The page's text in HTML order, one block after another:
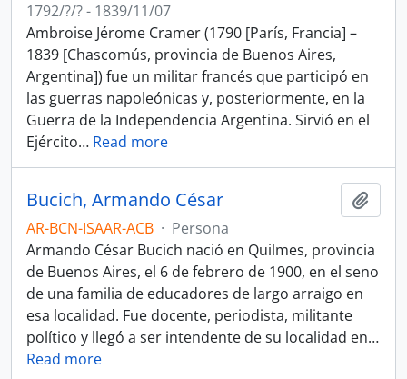
1792/?/? - 1839/11/07
Ambroise Jérome Cramer (1790 [París, Francia] –
1839 [Chascomús, provincia de Buenos Aires,
Argentina]) fue un militar francés que participó en
las guerras napoleónicas y, posteriormente, en la
Guerra de la Independencia Argentina. Sirvió en el
Ejército… Read more
Bucich, Armando César
AR-BCN-ISAAR-ACB · Persona
Armando César Bucich nació en Quilmes, provincia
de Buenos Aires, el 6 de febrero de 1900, en el seno
de una familia de educadores de largo arraigo en
esa localidad. Fue docente, periodista, militante
político y llegó a ser intendente de su localidad en…
Read more